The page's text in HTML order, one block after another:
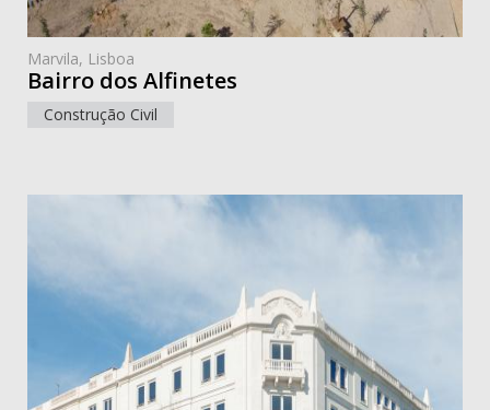
Marvila, Lisboa
Bairro dos Alfinetes
Construção Civil